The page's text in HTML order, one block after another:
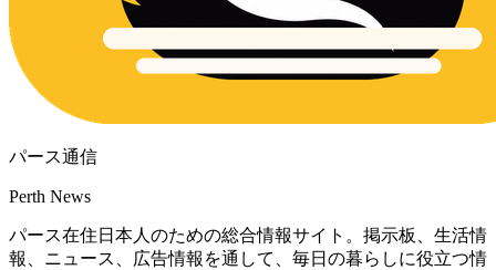
パース通信
Perth News
パース在住日本人のための総合情報サイト。掲示板、生活情
報、ニュース、広告情報を通して、毎日の暮らしに役立つ情